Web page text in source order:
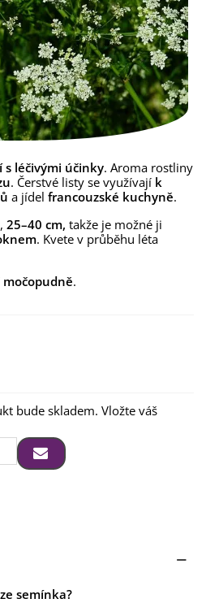
s léčivými účinky. Aroma rostliny
. Čerstvé listy se využívají k
a jídel francouzské kuchyně.
25–40 cm, takže je možné ji
. Kvete v průběhu léta
močopudně.
bude skladem. Vložte váš
semínka?